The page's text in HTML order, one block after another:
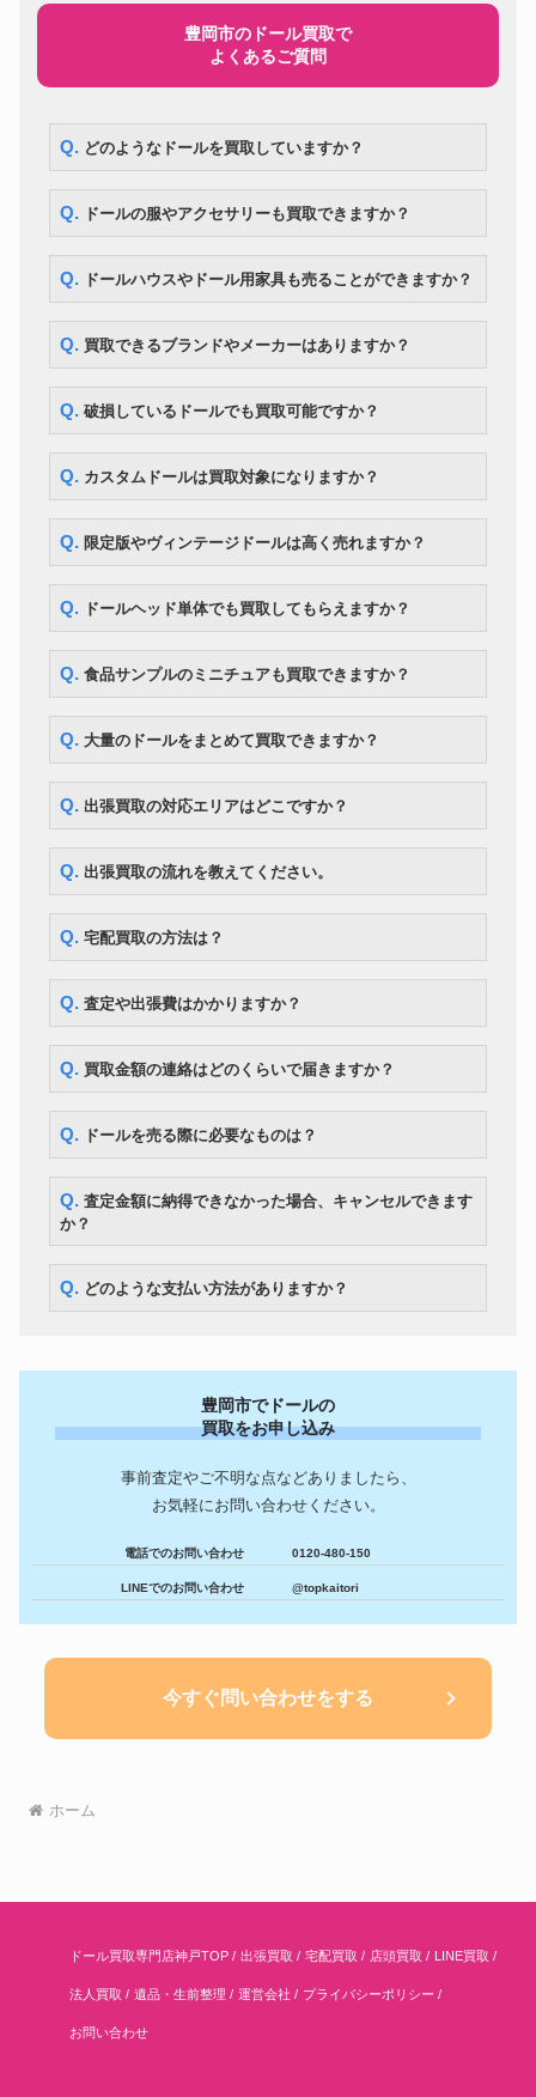
イデン SD 真紅
ドール
スーパードルフィー SDエリザベ
ライン 血盟騎士団 甲冑 フルセ
ット
カちゃんハウス 少女漫画家 牧美
也子イラスト付
まきまきカールのおしゃれなリ
175,700円
Kaws カウズ Pinocchio Wood
カリモク
BE@RBRICK エヴァンゲリオン
初号機 CHROME Ver.1000％
WORLD WIDE TOUR 3 開催記
ドール ネオブライス モッドモーリー 12,600円
ボークス DDS アイドルマスタ
ママチャップトイ ちっちゃな
ちっちゃな女の子こと乃
ドール
CWC 限定 マイメロディ ブライ
ス ソフトリーカドリーユー＆ミ
ー
30,800円
マーゴユニークガール blythe ネ
オブライス
ボークス MDD Fate/kaleid liner
プリズマ☆イリヤ
豊岡市のドール買取で
よくあるご質問
Q. どのようなドールを買取していますか？
Q. ドールの服やアクセサリーも買取できますか？
Q. ドールハウスやドール用家具も売ることができますか？
Q. 買取できるブランドやメーカーはありますか？
Q. 破損しているドールでも買取可能ですか？
Q. カスタムドールは買取対象になりますか？
Q. 限定版やヴィンテージドールは高く売れますか？
Q. ドールヘッド単体でも買取してもらえますか？
Q. 食品サンプルのミニチュアも買取できますか？
Q. 大量のドールをまとめて買取できますか？
Q. 出張買取の対応エリアはどこですか？
Q. 出張買取の流れを教えてください。
Q. 宅配買取の方法は？
Q. 査定や出張費はかかりますか？
Q. 買取金額の連絡はどのくらいで届きますか？
Q. ドールを売る際に必要なものは？
Q. 査定金額に納得できなかった場合、キャンセルできます
か？
Q. どのような支払い方法がありますか？
豊岡市でドールの
買取をお申し込み
事前査定やご不明な点などありましたら、
お気軽にお問い合わせください。
電話でのお問い合わせ 0120-480-150
LINEでのお問い合わせ @topkaitori
今すぐ問い合わせをする
ホーム
ドール買取専門店神戸TOP 出張買取 宅配買取 店頭買取 LINE買取
法人買取 遺品・生前整理 運営会社 プライバシーポリシー
お問い合わせ